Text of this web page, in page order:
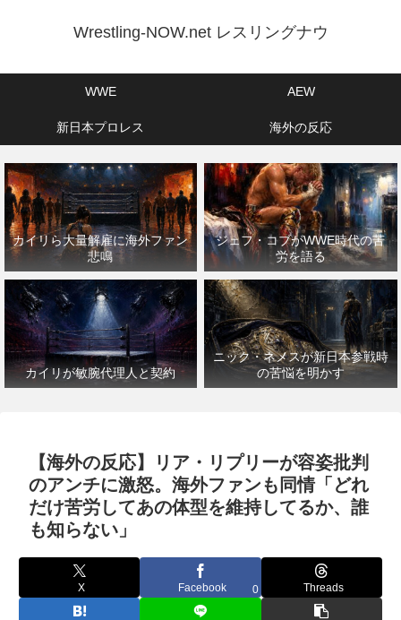
Wrestling-NOW.net レスリングナウ
WWE AEW
新日本プロレス 海外の反応
カイリら大量解雇に海外ファン
悲鳴
ジェフ・コブがWWE時代の苦
労を語る
カイリが敏腕代理人と契約
ニック・ネメスが新日本参戦時
の苦悩を明かす
【海外の反応】リア・リプリーが容姿批判
のアンチに激怒。海外ファンも同情「どれ
だけ苦労してあの体型を維持してるか、誰
も知らない」
X Facebook 0 Threads